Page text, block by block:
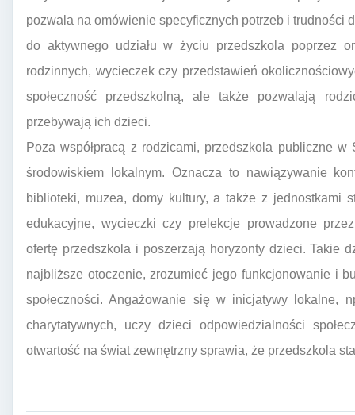
pozwala na omówienie specyficznych potrzeb i trudności
do aktywnego udziału w życiu przedszkola poprzez
rodzinnych, wycieczek czy przedstawień
społeczność przedszkolną, ale także pozwalają
przebywają ich dzieci.
Poza współpracą z rodzicami, przedszkola publiczne
środowiskiem lokalnym. Oznacza to nawiązywanie
biblioteki, muzea, domy kultury, a także z jednostkami
edukacyjne, wycieczki czy prelekcje prowadzone
ofertę przedszkola i poszerzają horyzonty dzieci. Takie
najbliższe otoczenie, zrozumieć jego funkcjonowanie i
społeczności. Angażowanie się w inicjatywy lokalne,
charytatywnych, uczy dzieci odpowiedzialności
otwartość na świat zewnętrzny sprawia, że przedszkola